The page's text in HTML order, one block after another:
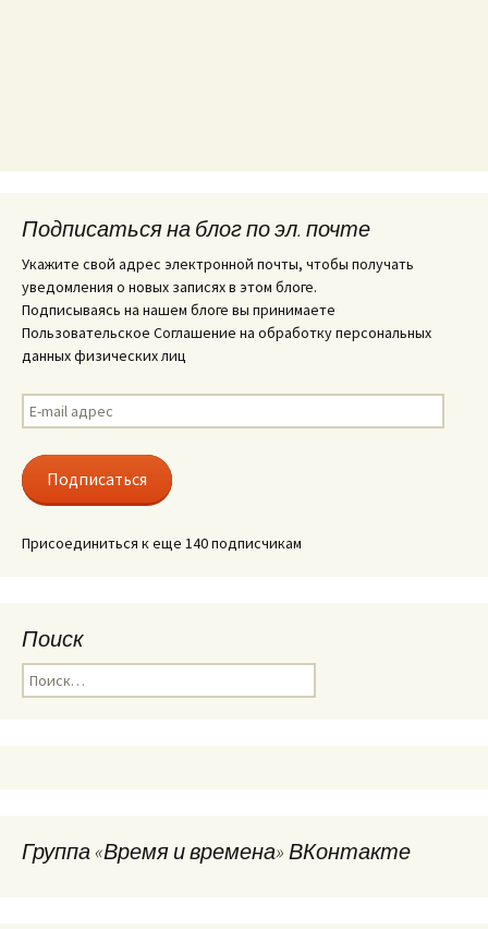
Подписаться на блог по эл. почте
Укажите свой адрес электронной почты, чтобы получать
уведомления о новых записях в этом блоге.
Подписываясь на нашем блоге вы принимаете
Пользовательское Соглашение на обработку персональных
данных физических лиц
E-
mail
Подписаться
Присоединиться к еще 140 подписчикам
Поиск
Найти:
Группа «Время и времена» ВКонтакте